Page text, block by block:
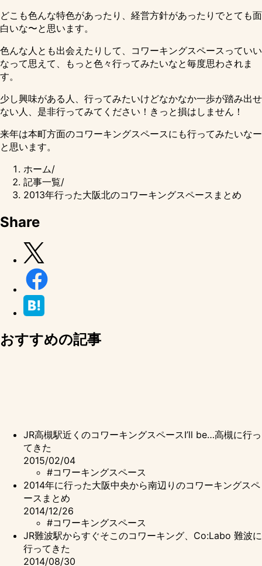
どこも色んな特色があったり、経営方針があったりでとても面
白いな〜と思います。
色んな人とも出会えたりして、コワーキングスペースっていい
なって思えて、もっと色々行ってみたいなと毎度思わされま
す。
少し興味がある人、行ってみたいけどなかなか一歩が踏み出せ
ない人、是非行ってみてください！きっと損はしません！
来年は本町方面のコワーキングスペースにも行ってみたいなー
と思います。
ホーム/
記事一覧/
2013年行った大阪北のコワーキングスペースまとめ
Share
おすすめの記事
JR高槻駅近くのコワーキングスペースI’ll be…高槻に行っ
てきた
2015/02/04
#コワーキングスペース
2014年に行った大阪中央から南辺りのコワーキングスペ
ースまとめ
2014/12/26
#コワーキングスペース
JR難波駅からすぐそこのコワーキング、Co:Labo 難波に
行ってきた
2014/08/30